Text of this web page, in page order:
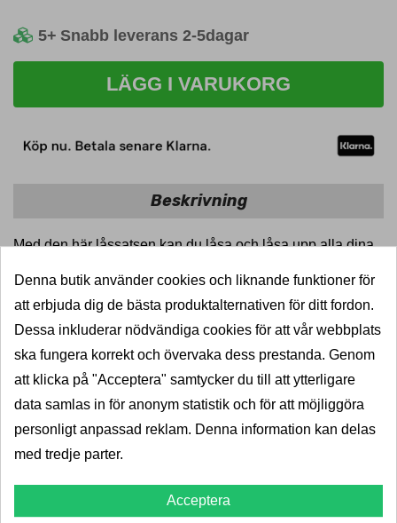
5+ Snabb leverans 2-5dagar
LÄGG I VARUKORG
Beskrivning
Med den här låssatsen kan du låsa och låsa upp alla dina
stål ingår i leveransen.
Produktdetaljer
Denna butik använder cookies och liknande funktioner för
att erbjuda dig de bästa produktalternativen för ditt fordon.
Dessa inkluderar nödvändiga cookies för att vår webbplats
ska fungera korrekt och övervaka dess prestanda. Genom
att klicka på "Acceptera" samtycker du till att ytterligare
data samlas in för anonym statistik och för att möjliggöra
personligt anpassad reklam. Denna information kan delas
med tredje parter.
Acceptera